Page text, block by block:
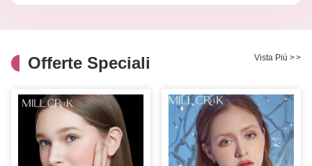
Offerte Speciali Vista Più >>